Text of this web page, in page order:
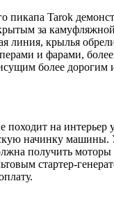
пикапа Tarok
за
линия, крылья
и фарами,
более
на интерьер
начинку машины.
получить моторы
стартер-